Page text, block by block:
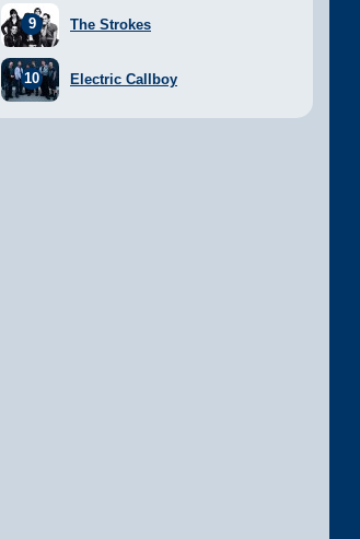
The Strokes
Electric Callboy